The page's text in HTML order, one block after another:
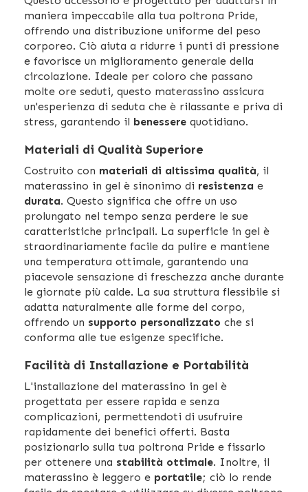
maniera impeccabile alla tua poltrona Pride,
offrendo una distribuzione uniforme del peso
corporeo. Ciò aiuta a ridurre i punti di pressione
e favorisce un miglioramento generale della
circolazione. Ideale per coloro che passano
molte ore seduti, questo materassino assicura
un'esperienza di seduta che è rilassante e priva di
stress, garantendo il benessere quotidiano.
Materiali di Qualità Superiore
Costruito con materiali di altissima qualità, il
materassino in gel è sinonimo di resistenza e
durata. Questo significa che offre un uso
prolungato nel tempo senza perdere le sue
caratteristiche principali. La superficie in gel è
straordinariamente facile da pulire e mantiene
una temperatura ottimale, garantendo una
piacevole sensazione di freschezza anche durante
le giornate più calde. La sua struttura flessibile si
adatta naturalmente alle forme del corpo,
offrendo un supporto personalizzato che si
conforma alle tue esigenze specifiche.
Facilità di Installazione e Portabilità
L'installazione del materassino in gel è
progettata per essere rapida e senza
complicazioni, permettendoti di usufruire
rapidamente dei benefici offerti. Basta
posizionarlo sulla tua poltrona Pride e fissarlo
per ottenere una stabilità ottimale. Inoltre, il
materassino è leggero e portatile; ciò lo rende